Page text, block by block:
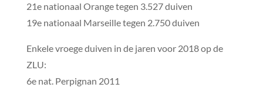
21e nationaal Orange tegen 3.527 duiven
19e nationaal Marseille tegen 2.750 duiven
Enkele vroege duiven in de jaren voor 2018 op de
ZLU:
6e nat. Perpignan 2011